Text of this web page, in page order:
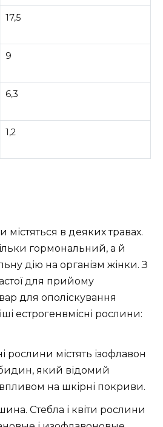
17,5
9
6,3
1,2
містяться в деяких травах.
гормональний, а й
дію на організм жінки. З
для прийому
для ополіскування
естрогенвмісні рослини:
рослини містять ізофлавон
який відомий
на шкірні покриви.
Стебла і квіти рослини